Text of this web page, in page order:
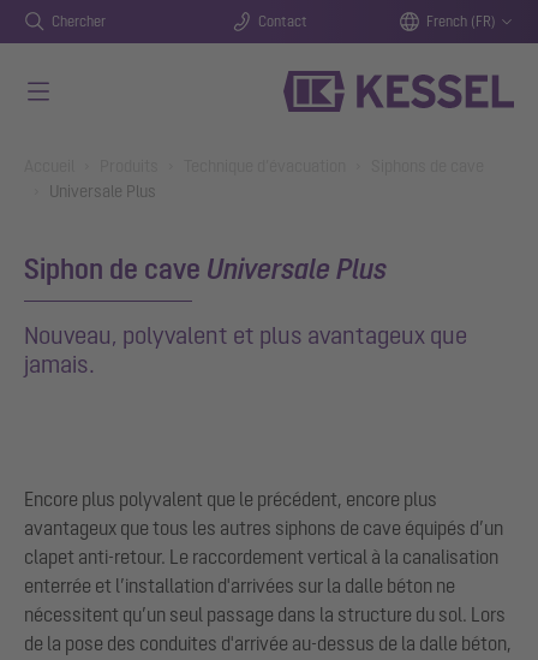
Chercher Contact French (FR)
Universale Plus
Siphon de cave Universale Plus
Nouveau, polyvalent et plus avantageux que
jamais.
Encore plus polyvalent que le précédent, encore plus
avantageux que tous les autres siphons de cave équipés d’un
clapet anti-retour. Le raccordement vertical à la canalisation
enterrée et l’installation d'arrivées sur la dalle béton ne
nécessitent qu’un seul passage dans la structure du sol. Lors
de la pose des conduites d'arrivée au-dessus de la dalle béton,